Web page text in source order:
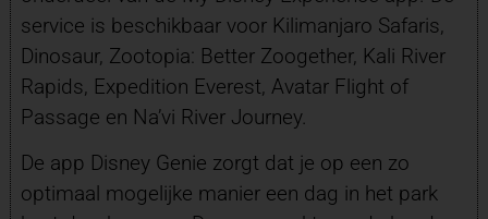
service is beschikbaar voor Kilimanjaro Safaris,
Dinosaur, Zootopia: Better Zoogether, Kali River
Rapids, Expedition Everest, Avatar Flight of
Passage en Na’vi River Journey.
De app Disney Genie zorgt dat je op een zo
optimaal mogelijke manier een dag in het park